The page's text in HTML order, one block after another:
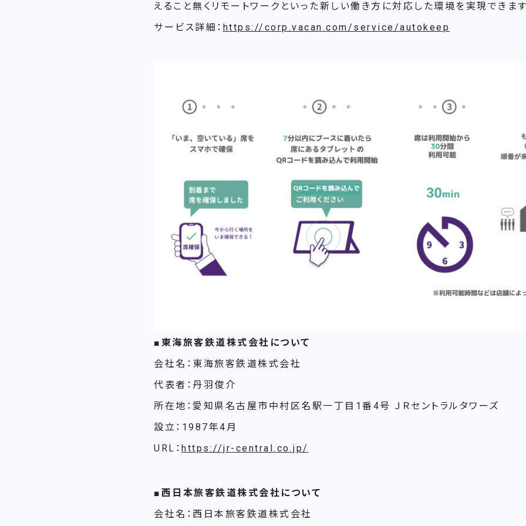
えること無くリモートワークといった新しい働き方に対応した環境を実現できます
サービス詳細： https://corp.vacan.com/service/autokeep
■東海旅客鉄道株式会社について
会社名：東海旅客鉄道株式会社
代表者：丹羽俊介
所在地：愛知県名古屋市中村区名駅一丁目1番4号 ＪＲセントラルタワーズ
設立：1987年4月
URL： https://jr-central.co.jp/
■西日本旅客鉄道株式会社について
会社名：西日本旅客鉄道株式会社